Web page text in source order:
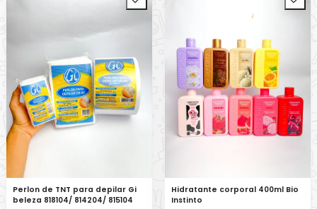
Perlon de TNT para depilar Gi
beleza 818104/ 814204/ 815104
Hidratante corporal 400ml Bio
Instinto